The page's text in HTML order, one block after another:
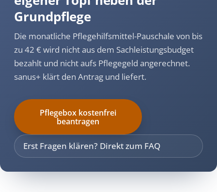
Grundpflege
Die monatliche Pflegehilfsmittel-Pauschale von bis
zu 42 € wird nicht aus dem Sachleistungsbudget
bezahlt und nicht aufs Pflegegeld angerechnet.
sanus+ klärt den Antrag und liefert.
Pflegebox kostenfrei
beantragen
Erst Fragen klären? Direkt zum FAQ